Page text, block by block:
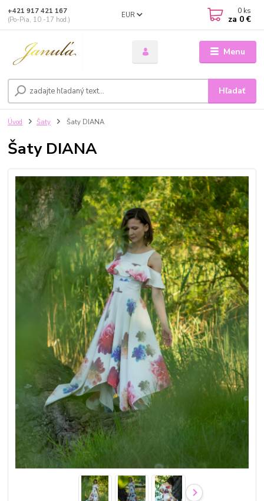
Menu
EUR
Hľadať
+421 917 421 167
(Po-Pia, 10 -17 hod.)
0 ks
za 0 €
Úvod Šaty Šaty DIANA
Šaty DIANA